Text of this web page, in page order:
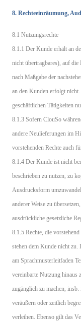
8. Rechteeinräumung,
8.1 Nutzungsrechte
8.1.1 Der Kunde erhält an
nicht übertragbares), auf die
nach Maßgabe der
an den Kunden erfolgt
geschäftlichen Tätigkeiten
8.1.3 Sofern ClouSo
andere Neulieferungen im
vorstehenden Rechte auch
8.1.4 Der Kunde ist nicht
beschrieben zu nutzen, zu
Ausdrucksform
anderer Weise zu
ausdrückliche gesetzliche
8.1.5 Rechte, die
stehen dem Kunde nicht
am Sprachmusterleitfaden
vereinbarte Nutzung hinaus
zugänglich zu machen,
veräußern oder zeitlich
verleihen. Ebenso gilt das